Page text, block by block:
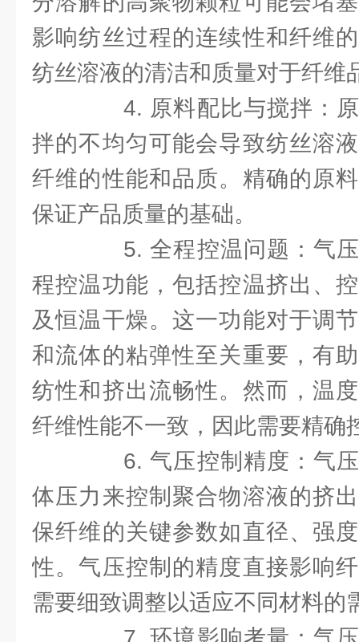
影响纺丝过程的连续性和纤维
纺丝溶液的清洁和质量对于纤维
4. 原料配比与搅拌：原
拌的不均匀可能会导致纺丝溶
纤维的性能和品质。精确的原
保证产品质量的基础。
5. 全程控温问题：气压
程控温功能，包括控温挤出、
及恒温干燥。这一功能对于调
和流体的粘弹性至关重要，有
纺性和挤出流畅性。然而，温
纤维性能不一致，因此需要精确
6. 气压控制精度：气压
体压力来控制聚合物溶液的挤
保纤维的关键参数如直径、强
性。气压控制的精度直接影响
需要细致调整以适应不同材料的